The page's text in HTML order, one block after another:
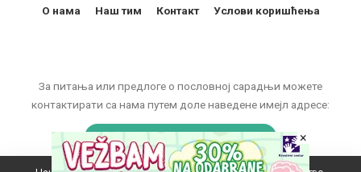
За питања или предлоге о пословној сарадњи можете
контактирати са нама путем доле наведене имејл адресе:
marketing@zelenaucionica.com
О нама Наш тим Контакт Услови коришћења
×